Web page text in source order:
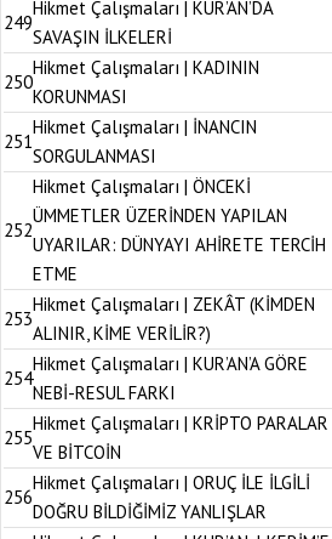
249
Hikmet Çalışmaları | KUR’AN’DA
SAVAŞIN İLKELERİ
250
Hikmet Çalışmaları | KADININ
KORUNMASI
251
Hikmet Çalışmaları | İNANCIN
SORGULANMASI
252
Hikmet Çalışmaları | ÖNCEKİ
ÜMMETLER ÜZERİNDEN YAPILAN
UYARILAR: DÜNYAYI AHİRETE TERCİH
ETME
253
Hikmet Çalışmaları | ZEKÂT (KİMDEN
ALINIR, KİME VERİLİR?)
254
Hikmet Çalışmaları | KUR’AN’A GÖRE
NEBİ-RESUL FARKI
255
Hikmet Çalışmaları | KRİPTO PARALAR
VE BİTCOİN
256
Hikmet Çalışmaları | ORUÇ İLE İLGİLİ
DOĞRU BİLDİĞİMİZ YANLIŞLAR